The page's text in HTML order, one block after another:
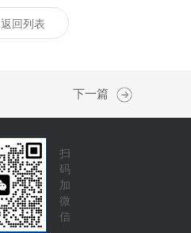
返回列表
下一篇
扫
码
加
微
信